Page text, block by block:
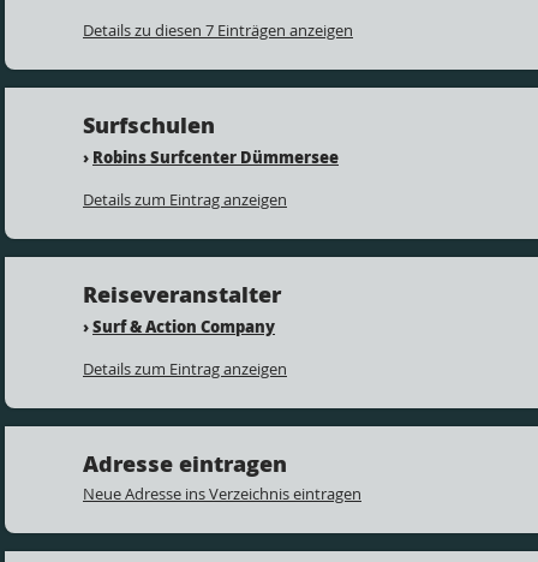
Details zu diesen 7 Einträgen anzeigen
Surfschulen
› Robins Surfcenter Dümmersee
Details zum Eintrag anzeigen
Reiseveranstalter
›Surf & Action Company
Details zum Eintrag anzeigen
Adresse eintragen
Neue Adresse ins Verzeichnis eintragen